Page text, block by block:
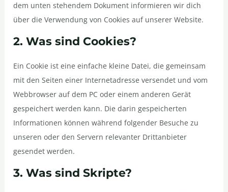
dem unten stehendem Dokument informieren wir dich
über die Verwendung von Cookies auf unserer Website.
2. Was sind Cookies?
Ein Cookie ist eine einfache kleine Datei, die gemeinsam
mit den Seiten einer Internetadresse versendet und vom
Webbrowser auf dem PC oder einem anderen Gerät
gespeichert werden kann. Die darin gespeicherten
Informationen können während folgender Besuche zu
unseren oder den Servern relevanter Drittanbieter
gesendet werden.
3. Was sind Skripte?